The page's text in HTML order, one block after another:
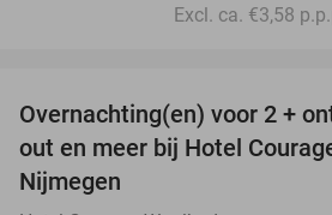
Excl. ca. €3,58
Overnachting(en) voor 2 +
out en meer bij Hotel
Nijmegen